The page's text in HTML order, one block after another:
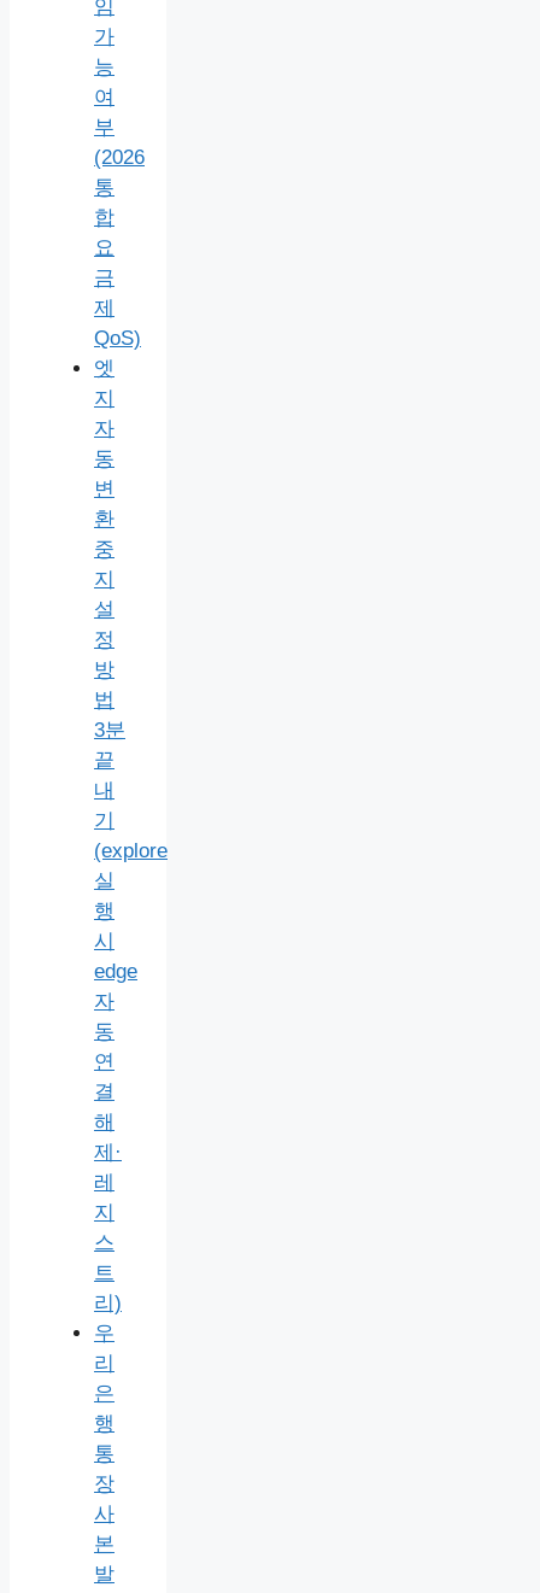
임
가
능
여
부
(2026
통
합
요
금
제
QoS)
엣
지
자
동
변
환
중
지
설
정
방
법
3분
끝
내
기
(explore
실
행
시
edge
자
동
연
결
해
제·
레
지
스
트
리)
우
리
은
행
통
장
사
본
발